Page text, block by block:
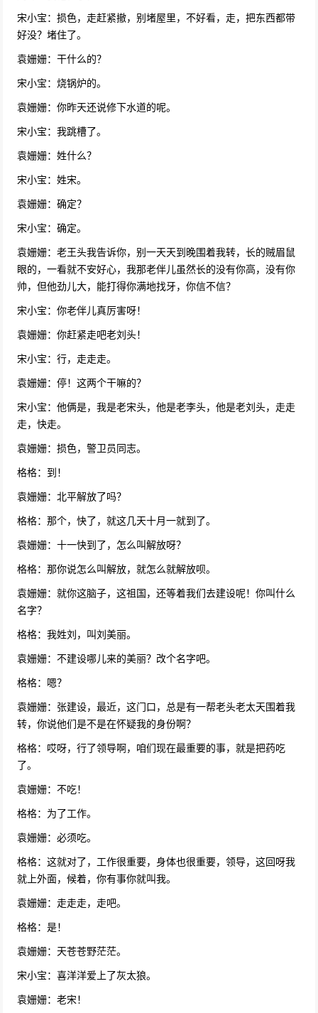
小品《倩女幽魂》贾玲、张小斐、曹贺军
小品《薪火不息》朱雨辰崔志佳喜剧总动员小
23808次播放
小品《原来如此》宋晓峰、程野、丫蛋
小品《顺水推舟》宋晓峰、程野、丫蛋
22848次播放
瓜 各怀鬼胎出奇招
宋小宝：损色，走赶紧撤，别堵屋里，不好看，走，把东西都带
好没？堵住了。
袁姗姗：干什么的？
宋小宝：烧锅炉的。
袁姗姗：你昨天还说修下水道的呢。
宋小宝：我跳槽了。
袁姗姗：姓什么？
宋小宝：姓宋。
袁姗姗：确定？
宋小宝：确定。
袁姗姗：老王头我告诉你，别一天天到晚围着我转，长的贼眉鼠
眼的，一看就不安好心，我那老伴儿虽然长的没有你高，没有你
帅，但他劲儿大，能打得你满地找牙，你信不信？
宋小宝：你老伴儿真厉害呀！
袁姗姗：你赶紧走吧老刘头！
宋小宝：行，走走走。
袁姗姗：停！这两个干嘛的？
宋小宝：他俩是，我是老宋头，他是老李头，他是老刘头，走走
走，快走。
袁姗姗：损色，警卫员同志。
格格：到！
袁姗姗：北平解放了吗？
格格：那个，快了，就这几天十月一就到了。
袁姗姗：十一快到了，怎么叫解放呀？
格格：那你说怎么叫解放，就怎么就解放呗。
袁姗姗：就你这脑子，这祖国，还等着我们去建设呢！你叫什么
名字？
格格：我姓刘，叫刘美丽。
袁姗姗：不建设哪儿来的美丽？改个名字吧。
格格：嗯？
袁姗姗：张建设，最近，这门口，总是有一帮老头老太天围着我
转，你说他们是不是在怀疑我的身份啊？
格格：哎呀，行了领导啊，咱们现在最重要的事，就是把药吃
了。
袁姗姗：不吃！
格格：为了工作。
袁姗姗：必须吃。
格格：这就对了，工作很重要，身体也很重要，领导，这回呀我
就上外面，候着，你有事你就叫我。
袁姗姗：走走走，走吧。
格格：是！
袁姗姗：天苍苍野茫茫。
宋小宝：喜洋洋爱上了灰太狼。
袁姗姗：老宋！